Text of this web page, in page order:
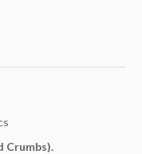
Crumbs).